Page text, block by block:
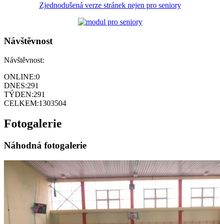
Zjednodušená verze stránek nejen pro seniory
Návštěvnost
Návštěvnost:
ONLINE:0
DNES:291
TÝDEN:291
CELKEM:1303504
Fotogalerie
Náhodná fotogalerie